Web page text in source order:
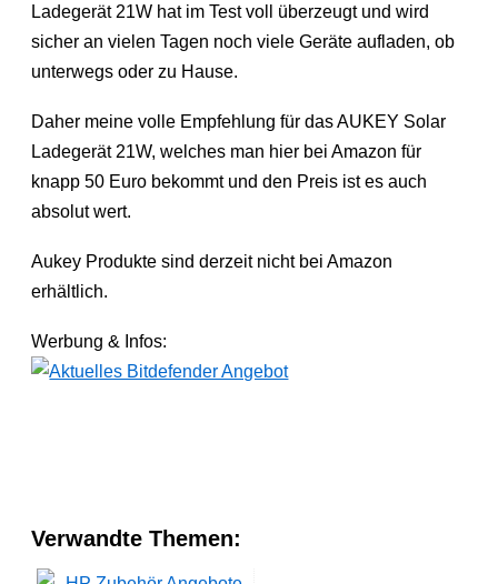
Ladegerät 21W hat im Test voll überzeugt und wird
sicher an vielen Tagen noch viele Geräte aufladen, ob
unterwegs oder zu Hause.
Daher meine volle Empfehlung für das AUKEY Solar
Ladegerät 21W, welches man hier bei Amazon für
knapp 50 Euro bekommt und den Preis ist es auch
absolut wert.
Aukey Produkte sind derzeit nicht bei Amazon
erhältlich.
Werbung & Infos:
Verwandte Themen: